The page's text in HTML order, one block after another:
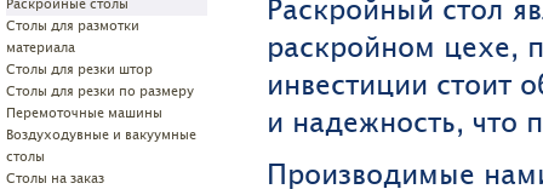
Столы для размотки
материала
Cтолы для резки штор
Столы для резки по размеру
Перемоточные машины
Воздуходувные и вакуумные
столы
Столы на заказ
Раскройный стол
раскройном цехе,
инвестиции стоит
и надежность, что
Производимые